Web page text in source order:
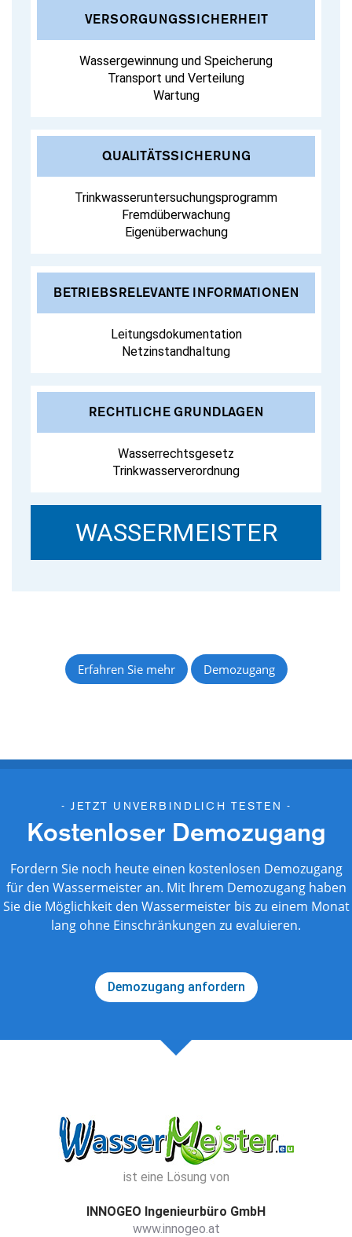
VERSORGUNGSSICHERHEIT
Wassergewinnung und Speicherung
Transport und Verteilung
Wartung
QUALITÄTSSICHERUNG
Trinkwasseruntersuchungsprogramm
Fremdüberwachung
Eigenüberwachung
BETRIEBSRELEVANTE INFORMATIONEN
Leitungsdokumentation
Netzinstandhaltung
RECHTLICHE GRUNDLAGEN
Wasserrechtsgesetz
Trinkwasserverordnung
WASSERMEISTER
Erfahren Sie mehr Demozugang
- JETZT UNVERBINDLICH TESTEN -
Kostenloser Demozugang
Fordern Sie noch heute einen kostenlosen Demozugang
für den Wassermeister an. Mit Ihrem Demozugang haben
Sie die Möglichkeit den Wassermeister bis zu einem Monat
lang ohne Einschränkungen zu evaluieren.
Demozugang anfordern
ist eine Lösung von
INNOGEO Ingenieurbüro GmbH
www.innogeo.at